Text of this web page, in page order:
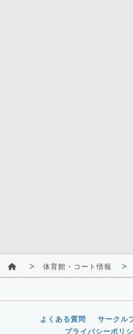
体育館・コート情報
よくある質問 サークル
プライバシーポリ